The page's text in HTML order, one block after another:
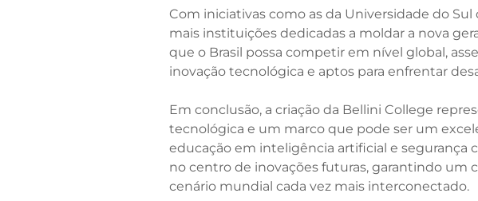
Com iniciativas como as da Universidade do
mais instituições dedicadas a moldar a nova
que o Brasil possa competir em nível global,
inovação tecnológica e aptos para enfrentar
Em conclusão, a criação da Bellini College
tecnológica e um marco que pode ser um
educação em inteligência artificial e segurança
no centro de inovações futuras, garantindo
cenário mundial cada vez mais interconectado.